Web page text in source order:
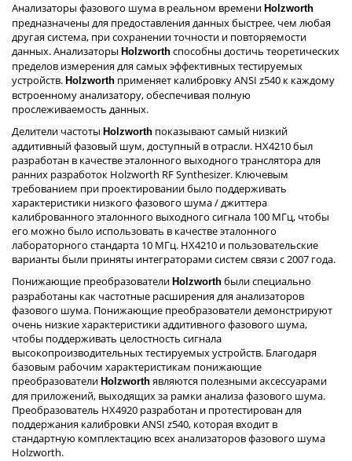
Анализаторы фазового шума в реальном времени Holzworth
предназначены для предоставления данных быстрее, чем любая
другая система, при сохранении точности и повторяемости
данных. Анализаторы Holzworth способны достичь теоретических
пределов измерения для самых эффективных тестируемых
устройств. Holzworth применяет калибровку ANSI z540 к каждому
встроенному анализатору, обеспечивая полную
прослеживаемость данных.
Делители частоты Holzworth показывают самый низкий
аддитивный фазовый шум, доступный в отрасли. HX4210 был
разработан в качестве эталонного выходного транслятора для
ранних разработок Holzworth RF Synthesizer. Ключевым
требованием при проектировании было поддерживать
характеристики низкого фазового шума / джиттера
калиброванного эталонного выходного сигнала 100 МГц, чтобы
его можно было использовать в качестве эталонного
лабораторного стандарта 10 МГц. HX4210 и пользовательские
варианты были приняты интеграторами систем связи с 2007 года.
Понижающие преобразователи Holzworth были специально
разработаны как частотные расширения для анализаторов
фазового шума. Понижающие преобразователи демонстрируют
очень низкие характеристики аддитивного фазового шума,
чтобы поддерживать целостность сигнала
высокопроизводительных тестируемых устройств. Благодаря
базовым рабочим характеристикам понижающие
преобразователи Holzworth являются полезными аксессуарами
для приложений, выходящих за рамки анализа фазового шума.
Преобразователь HX4920 разработан и протестирован для
поддержания калибровки ANSI z540, которая входит в
стандартную комплектацию всех анализаторов фазового шума
Holzworth.